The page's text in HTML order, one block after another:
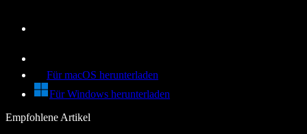
Für macOS herunterladen
Für Windows herunterladen
Empfohlene Artikel